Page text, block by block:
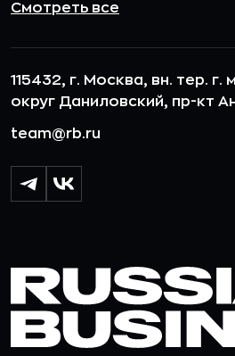
Смотреть все
115432, г. Москва, вн. тер. г.
округ Даниловский, пр-кт
team@rb.ru